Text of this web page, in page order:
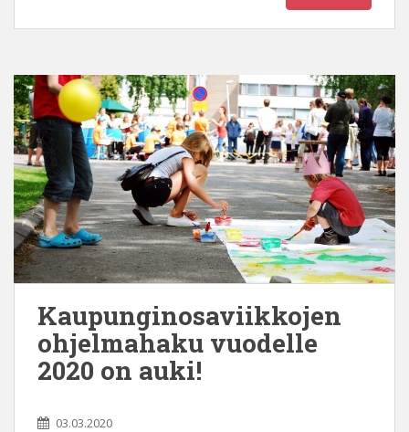
Kaupunginosaviikkojen
ohjelmahaku vuodelle
2020 on auki!
03.03.2020